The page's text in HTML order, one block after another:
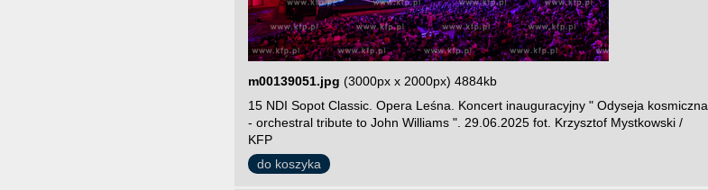
m00139051.jpg (3000px x 2000px) 4884kb
15 NDI Sopot Classic. Opera Leśna. Koncert inauguracyjny " Odyseja kosmiczna
- orchestral tribute to John Williams ". 29.06.2025 fot. Krzysztof Mystkowski /
KFP
do koszyka